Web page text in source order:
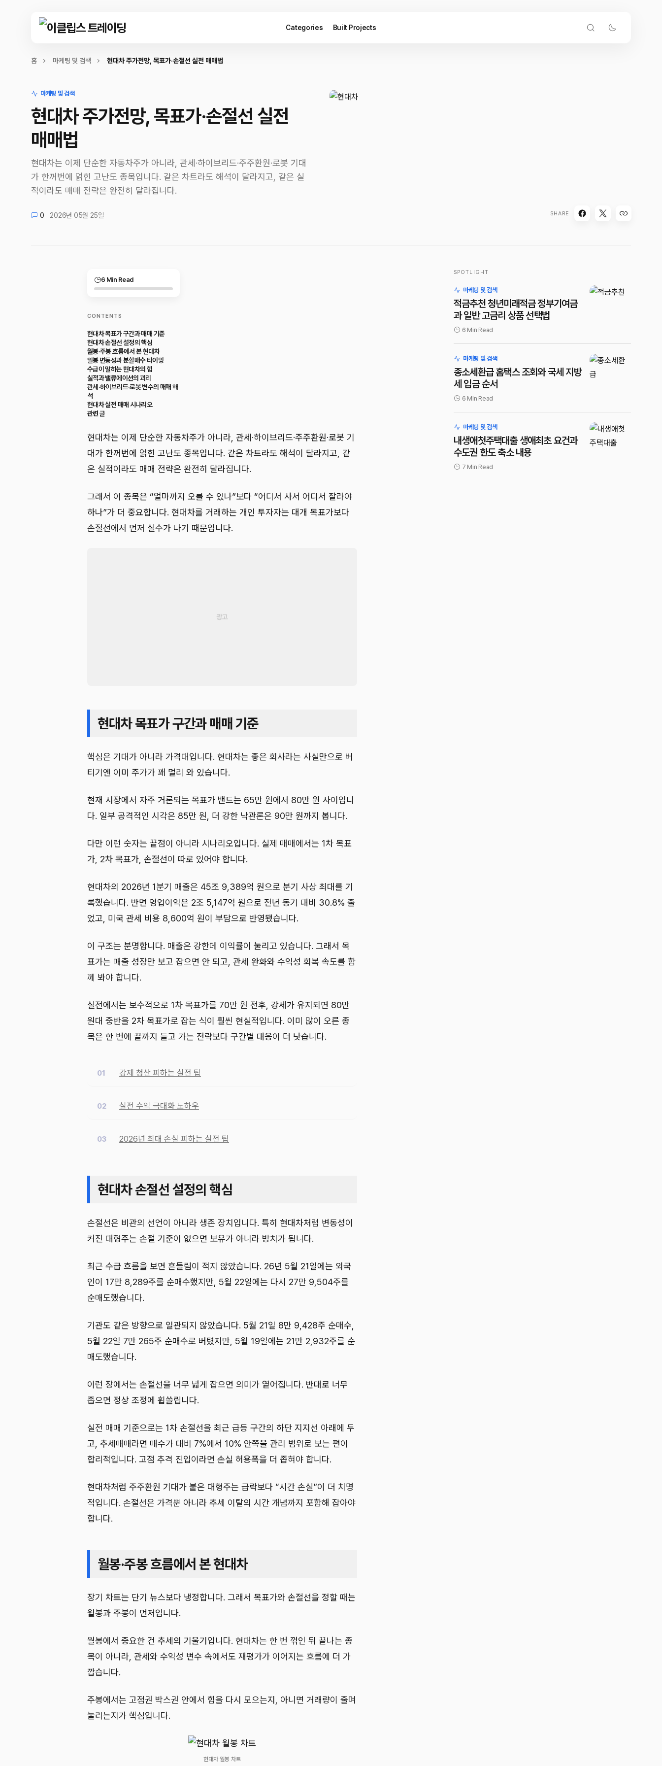
Categories Built Projects
홈 마케팅 및 검색 현대차 주가전망, 목표가·손절선 실전 매매법
마케팅 및 검색
현대차 주가전망, 목표가·손절선 실전
매매법
현대차는 이제 단순한 자동차주가 아니라, 관세·하이브리드·주주환원·로봇 기대
가 한꺼번에 얽힌 고난도 종목입니다. 같은 차트라도 해석이 달라지고, 같은 실
적이라도 매매 전략은 완전히 달라집니다.
0 2026년 05월 25일 SHARE
6 Min Read
CONTENTS
현대차 목표가 구간과 매매 기준
현대차 손절선 설정의 핵심
월봉·주봉 흐름에서 본 현대차
일봉 변동성과 분할매수 타이밍
수급이 말하는 현대차의 힘
실적과 밸류에이션의 괴리
관세·하이브리드·로봇 변수의 매매 해
석
현대차 실전 매매 시나리오
관련 글
현대차는 이제 단순한 자동차주가 아니라, 관세·하이브리드·주주환원·로봇 기
대가 한꺼번에 얽힌 고난도 종목입니다. 같은 차트라도 해석이 달라지고, 같
은 실적이라도 매매 전략은 완전히 달라집니다.
그래서 이 종목은 “얼마까지 오를 수 있나”보다 “어디서 사서 어디서 잘라야
하나”가 더 중요합니다. 현대차를 거래하는 개인 투자자는 대개 목표가보다
손절선에서 먼저 실수가 나기 때문입니다.
현대차 목표가 구간과 매매 기준
핵심은 기대가 아니라 가격대입니다. 현대차는 좋은 회사라는 사실만으로 버
티기엔 이미 주가가 꽤 멀리 와 있습니다.
현재 시장에서 자주 거론되는 목표가 밴드는 65만 원에서 80만 원 사이입니
다. 일부 공격적인 시각은 85만 원, 더 강한 낙관론은 90만 원까지 봅니다.
다만 이런 숫자는 끝점이 아니라 시나리오입니다. 실제 매매에서는 1차 목표
가, 2차 목표가, 손절선이 따로 있어야 합니다.
현대차의 2026년 1분기 매출은 45조 9,389억 원으로 분기 사상 최대를 기
록했습니다. 반면 영업이익은 2조 5,147억 원으로 전년 동기 대비 30.8% 줄
었고, 미국 관세 비용 8,600억 원이 부담으로 반영됐습니다.
이 구조는 분명합니다. 매출은 강한데 이익률이 눌리고 있습니다. 그래서 목
표가는 매출 성장만 보고 잡으면 안 되고, 관세 완화와 수익성 회복 속도를 함
께 봐야 합니다.
실전에서는 보수적으로 1차 목표가를 70만 원 전후, 강세가 유지되면 80만
원대 중반을 2차 목표가로 잡는 식이 훨씬 현실적입니다. 이미 많이 오른 종
목은 한 번에 끝까지 들고 가는 전략보다 구간별 대응이 더 낫습니다.
강제 청산 피하는 실전 팁
실전 수익 극대화 노하우
2026년 최대 손실 피하는 실전 팁
현대차 손절선 설정의 핵심
손절선은 비관의 선언이 아니라 생존 장치입니다. 특히 현대차처럼 변동성이
커진 대형주는 손절 기준이 없으면 보유가 아니라 방치가 됩니다.
최근 수급 흐름을 보면 흔들림이 적지 않았습니다. 26년 5월 21일에는 외국
인이 17만 8,289주를 순매수했지만, 5월 22일에는 다시 27만 9,504주를
순매도했습니다.
기관도 같은 방향으로 일관되지 않았습니다. 5월 21일 8만 9,428주 순매수,
5월 22일 7만 265주 순매수로 버텼지만, 5월 19일에는 21만 2,932주를 순
매도했습니다.
이런 장에서는 손절선을 너무 넓게 잡으면 의미가 옅어집니다. 반대로 너무
좁으면 정상 조정에 휩쓸립니다.
실전 매매 기준으로는 1차 손절선을 최근 급등 구간의 하단 지지선 아래에 두
고, 추세매매라면 매수가 대비 7%에서 10% 안쪽을 관리 범위로 보는 편이
합리적입니다. 고점 추격 진입이라면 손실 허용폭을 더 좁혀야 합니다.
현대차처럼 주주환원 기대가 붙은 대형주는 급락보다 “시간 손실”이 더 치명
적입니다. 손절선은 가격뿐 아니라 추세 이탈의 시간 개념까지 포함해 잡아야
합니다.
월봉·주봉 흐름에서 본 현대차
장기 차트는 단기 뉴스보다 냉정합니다. 그래서 목표가와 손절선을 정할 때는
월봉과 주봉이 먼저입니다.
월봉에서 중요한 건 추세의 기울기입니다. 현대차는 한 번 꺾인 뒤 끝나는 종
목이 아니라, 관세와 수익성 변수 속에서도 재평가가 이어지는 흐름에 더 가
깝습니다.
주봉에서는 고점권 박스권 안에서 힘을 다시 모으는지, 아니면 거래량이 줄며
눌리는지가 핵심입니다.
현대차 월봉 차트
SPOTLIGHT
마케팅 및 검색
적금추천 청년미래적금 정부기여금
과 일반 고금리 상품 선택법
6 Min Read
마케팅 및 검색
종소세환급 홈택스 조회와 국세 지방
세 입금 순서
6 Min Read
마케팅 및 검색
내생애첫주택대출 생애최초 요건과
수도권 한도 축소 내용
7 Min Read